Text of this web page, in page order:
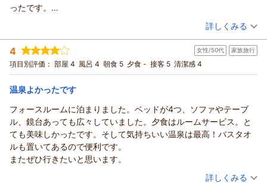
末永くご愛顧賜りますようお願い申し上げます
（返信日：2026/06/21）
客室や温泉大浴場、お食事に至るまでご満足いただいているご
あいにく敷島ファームでは見学を承っておりませんが、
「敷島ファーム チーズテラス」がございますので、次回よろし
ければご利用くださいませ。
今後も皆様に快適なご滞在をご提供できるよう、スタッフ一
同、努めて参ります。
（返信日：2026/06/21）
ったです。
朝は近くの牧場の牛さんの鳴き声が聞こえきて、私的にはすごく
ご飯は種類は少ないですがどれもおいしくて、夕食のステーキは
とても美味しかったです。タイミング的にたまたまかもしれませ
んが、全体的にお客さんはご年輩の方が多く子供は見当たらず、
温泉もよく、全体的にとても満足できました。
（投稿日：2026/06/11）
宿泊時期： 2026年06月宿泊 (恋人旅行)
投稿者： めいぷるさん
宿泊プラン： 【早割30】≪那須グルメ≫【黒毛和牛ステーキのメイン料理デ
ィナー】＝メイン料理以外は食べ放題＝
ダブル 朝・夕
宿泊価格帯： 15,001～16,000円(大人一人あたり/税込)
ホテル・フロラシオン那須からの返信
この度はホテル・フロラシオン那須にご宿泊いただき誠にあり
がとうございます。
またご感想をお寄せいただき重ねて御礼申し上げます。
私共では、お部屋の空き状況によりお部屋タイプをアップグレ
詳しくみる
4 女性/50代 家族旅行
項目別評価： 部屋 4 風呂 4 朝食 5 夕食 - 接客 5 清潔感 4
温泉よかったです
フォースルームに泊まりました。ベッドが4つ、ソファやテーブ
ル、鏡台あっても広々していました。夕食はルームサービス。と
ても美味しかったです。そして気持ちいい温泉は最高！バスタオ
ルも置いてあるので便利です。
またぜひ行きたいと思います。
（投稿日：2026/06/07）
詳しくみる